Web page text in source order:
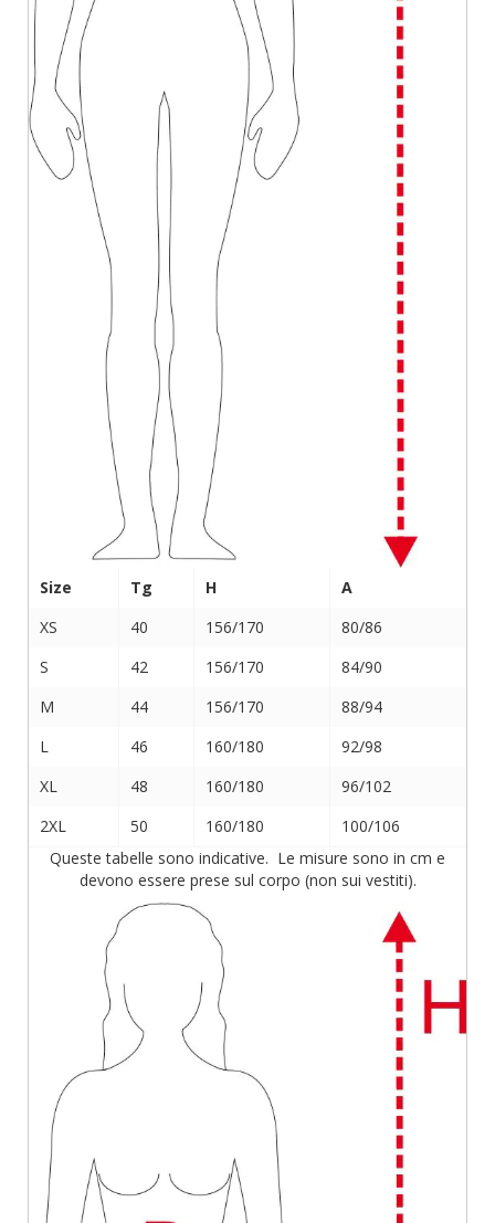
Size Tg H
A
XS
40 156/170
80/86
S
42 156/170
84/90
M
44 156/170
88/94
L
46 160/180
92/98
XL
48 160/180
96/102
2XL
50 160/180
100/106
Queste tabelle sono indicative. Le misure sono in cm e
devono essere prese sul corpo (non sui vestiti).